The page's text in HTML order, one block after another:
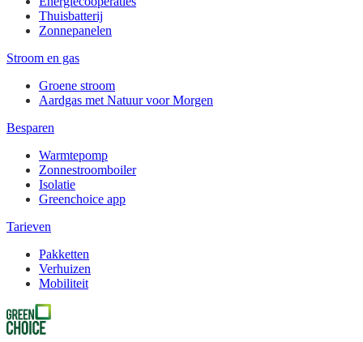
Thuisbatterij
Zonnepanelen
Stroom en gas
Groene stroom
Aardgas met Natuur voor Morgen
Besparen
Warmtepomp
Zonnestroomboiler
Isolatie
Greenchoice app
Tarieven
Pakketten
Verhuizen
Mobiliteit